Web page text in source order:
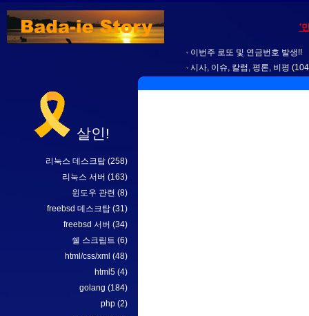
'
이번주 로또 및 연금번호 발생!!
시사, 이슈, 칼럼, 평론, 비평
살인!
리눅스 데스크탑 (258)
리눅스 서버 (163)
윈도우 관련 (8)
freebsd 데스크탑 (31)
freebsd 서버 (34)
쉘 스크립트 (6)
html/css/xml (48)
html5 (4)
golang (184)
php (2)